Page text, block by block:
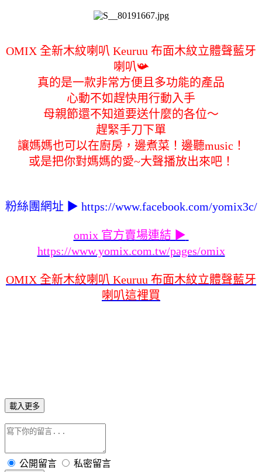
OMIX 全新木紋喇叭 Keuruu 布面木紋立體聲藍牙
喇叭📯
真的是一款非常方便且多功能的產品
心動不如趕快用行動入手
母親節還不知道要送什麼的各位～
趕緊手刀下單
讓媽媽也可以在廚房，邊煮菜！邊聽music！
或是把你對媽媽的愛~大聲播放出來吧！
粉絲團網址 ▶ https://www.facebook.com/yomix3c/
omix 官方賣場連結 ▶
https://www.yomix.com.tw/pages/omix
OMIX 全新木紋喇叭 Keuruu 布面木紋立體聲藍牙
喇叭這裡買
載入更多
公開留言 私密留言